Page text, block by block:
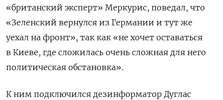
«британский эксперт» Меркурис, поведал, что
«Зеленский вернулся из Германии и тут же
уехал на фронт», так как «не хочет оставаться
в Киеве, где сложилась очень сложная для него
политическая обстановка».
К ним подключился дезинформатор Дуглас